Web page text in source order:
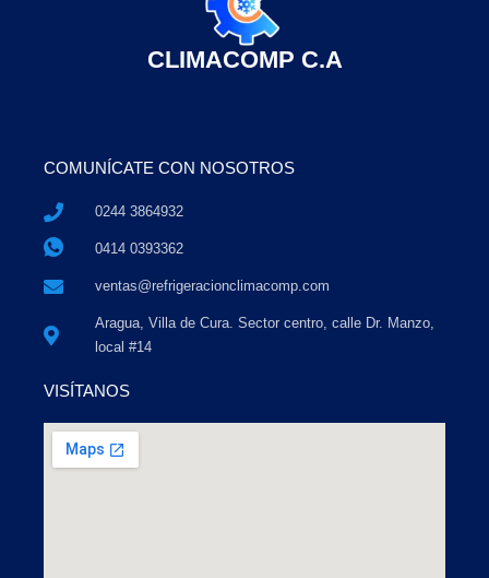
CLIMACOMP C.A
COMUNÍCATE CON NOSOTROS
0244 3864932
0414 0393362
ventas@refrigeracionclimacomp.com
Aragua, Villa de Cura. Sector centro, calle Dr. Manzo,
local #14
VISÍTANOS